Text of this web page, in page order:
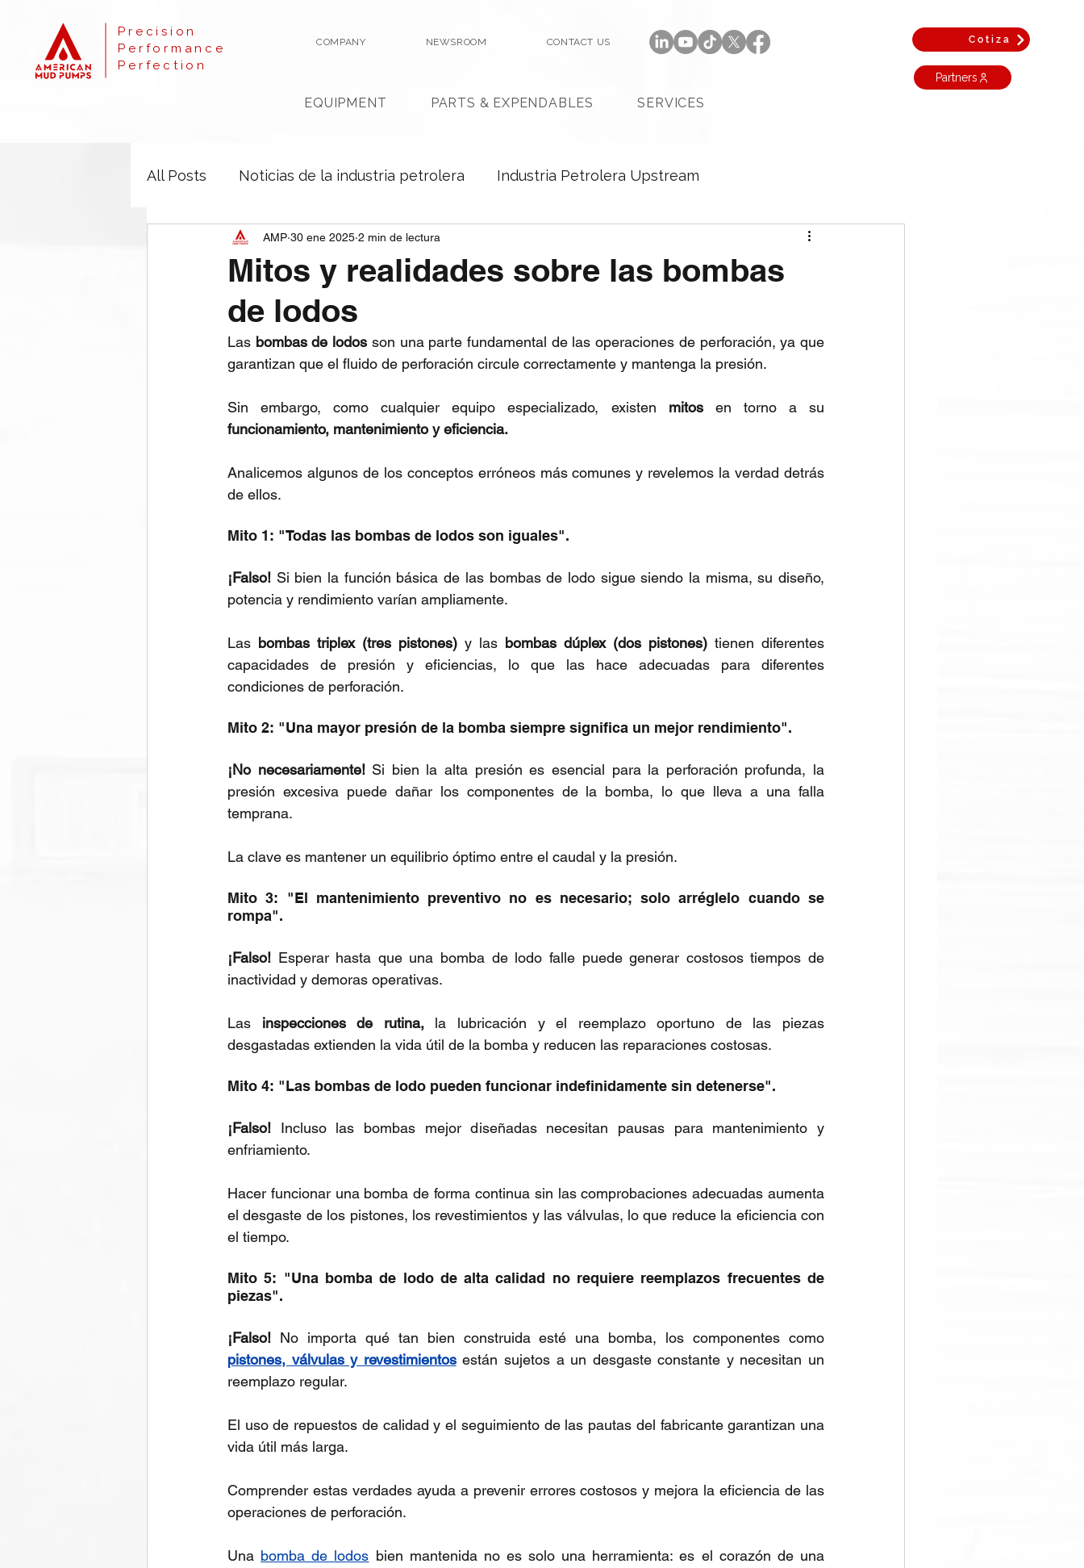
Precision
Performance
Perfection
COMPANY NEWSROOM CONTACT US
EQUIPMENT PARTS & EXPENDABLES SERVICES
Cotiza
Partners
All Posts Noticias de la industria petrolera Industria Petrolera Upstream
Mitos y realidades sobre las bombas
de lodos
AMP 30 ene 2025 2 min de lectura
Las bombas de lodos son una parte fundamental de las operaciones de perforación, ya que
garantizan que el fluido de perforación circule correctamente y mantenga la presión.
Sin embargo, como cualquier equipo especializado, existen mitos
funcionamiento, mantenimiento y eficiencia.
Analicemos algunos de los conceptos erróneos más comunes y revelemos la verdad detrás
de ellos.
Mito 1: "Todas las bombas de lodos son iguales".
¡Falso! Si bien la función básica de las bombas de lodo sigue siendo la misma, su diseño,
potencia y rendimiento varían ampliamente.
Las bombas triplex (tres pistones) y las bombas dúplex (dos pistones) tienen diferentes
capacidades de presión y eficiencias, lo que las hace adecuadas para diferentes
condiciones de perforación.
Mito 2: "Una mayor presión de la bomba siempre significa un mejor rendimiento".
¡No necesariamente! Si bien la alta presión es esencial para la perforación profunda, la
presión excesiva puede dañar los componentes de la bomba, lo que lleva a una falla
temprana.
La clave es mantener un equilibrio óptimo entre el caudal y la presión.
Mito 3: "El mantenimiento preventivo no es necesario; solo arréglelo cuando se
rompa".
¡Falso! Esperar hasta que una bomba de lodo falle puede generar costosos tiempos de
inactividad y demoras operativas.
Las inspecciones de rutina, la lubricación y el reemplazo oportuno de las piezas
desgastadas extienden la vida útil de la bomba y reducen las reparaciones costosas.
Mito 4: "Las bombas de lodo pueden funcionar indefinidamente sin detenerse".
¡Falso! Incluso las bombas mejor diseñadas necesitan pausas para mantenimiento y
enfriamiento.
Hacer funcionar una bomba de forma continua sin las comprobaciones adecuadas aumenta
el desgaste de los pistones, los revestimientos y las válvulas, lo que reduce la eficiencia con
el tiempo.
Mito 5: "Una bomba de lodo de alta calidad no requiere reemplazos frecuentes de
piezas".
¡Falso!
pistones, válvulas y revestimientos están sujetos a un desgaste constante y necesitan un
reemplazo regular.
El uso de repuestos de calidad y el seguimiento de las pautas del fabricante garantizan una
vida útil más larga.
Comprender estas verdades ayuda a prevenir errores costosos y mejora la eficiencia de las
operaciones de perforación.
Una bomba de lodos bien mantenida no es solo una herramienta: es el corazón de una